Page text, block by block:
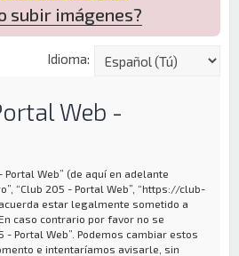
subir imágenes?
Idioma:
Web -
Web” (de aquí en adelante
“Club 205 - Portal Web”, “https://club-
estar legalmente sometido a
caso contrario por favor no se
- Portal Web”. Podemos cambiar estos
e intentaríamos avisarle, sin